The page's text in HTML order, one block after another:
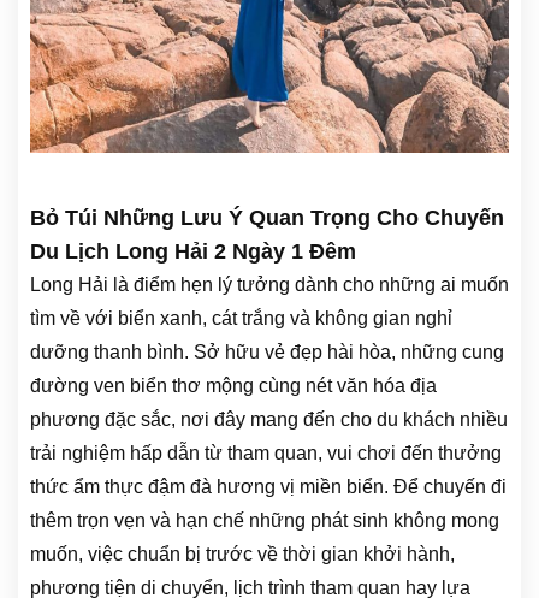
Bỏ Túi Những Lưu Ý Quan Trọng Cho Chuyến
Du Lịch Long Hải 2 Ngày 1 Đêm
Long Hải là điểm hẹn lý tưởng dành cho những ai muốn
tìm về với biển xanh, cát trắng và không gian nghỉ
dưỡng thanh bình. Sở hữu vẻ đẹp hài hòa, những cung
đường ven biển thơ mộng cùng nét văn hóa địa
phương đặc sắc, nơi đây mang đến cho du khách nhiều
trải nghiệm hấp dẫn từ tham quan, vui chơi đến thưởng
thức ẩm thực đậm đà hương vị miền biển. Để chuyến đi
thêm trọn vẹn và hạn chế những phát sinh không mong
muốn, việc chuẩn bị trước về thời gian khởi hành,
phương tiện di chuyển, lịch trình tham quan hay lựa